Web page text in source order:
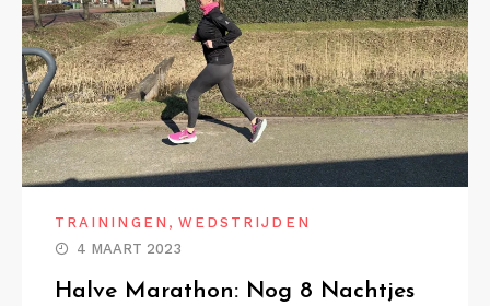
TRAININGEN , WEDSTRIJDEN
4 MAART 2023
Halve Marathon: Nog 8 Nachtjes